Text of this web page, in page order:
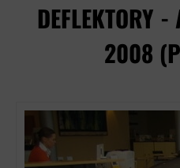
DEFLEKTORY
2008